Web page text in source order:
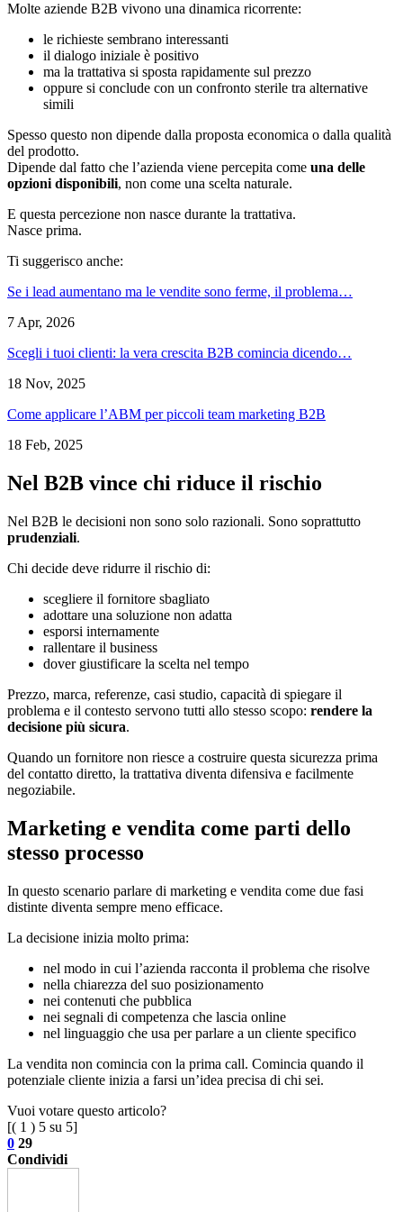
Molte aziende B2B vivono una dinamica ricorrente:
le richieste sembrano interessanti
il dialogo iniziale è positivo
ma la trattativa si sposta rapidamente sul prezzo
oppure si conclude con un confronto sterile tra alternative
simili
Spesso questo non dipende dalla proposta economica o dalla qualità
del prodotto.
Dipende dal fatto che l’azienda viene percepita come una delle
opzioni disponibili, non come una scelta naturale.
E questa percezione non nasce durante la trattativa.
Nasce prima.
Ti suggerisco anche:
Se i lead aumentano ma le vendite sono ferme, il problema…
7 Apr, 2026
Scegli i tuoi clienti: la vera crescita B2B comincia dicendo…
18 Nov, 2025
Come applicare l’ABM per piccoli team marketing B2B
18 Feb, 2025
Nel B2B vince chi riduce il rischio
Nel B2B le decisioni non sono solo razionali. Sono soprattutto
prudenziali.
Chi decide deve ridurre il rischio di:
scegliere il fornitore sbagliato
adottare una soluzione non adatta
esporsi internamente
rallentare il business
dover giustificare la scelta nel tempo
Prezzo, marca, referenze, casi studio, capacità di spiegare il
problema e il contesto servono tutti allo stesso scopo: rendere la
decisione più sicura.
Quando un fornitore non riesce a costruire questa sicurezza prima
del contatto diretto, la trattativa diventa difensiva e facilmente
negoziabile.
Marketing e vendita come parti dello
stesso processo
In questo scenario parlare di marketing e vendita come due fasi
distinte diventa sempre meno efficace.
La decisione inizia molto prima:
nel modo in cui l’azienda racconta il problema che risolve
nella chiarezza del suo posizionamento
nei contenuti che pubblica
nei segnali di competenza che lascia online
nel linguaggio che usa per parlare a un cliente specifico
La vendita non comincia con la prima call. Comincia quando il
potenziale cliente inizia a farsi un’idea precisa di chi sei.
Vuoi votare questo articolo?
[( 1 ) 5 su 5]
0 29
Condividi